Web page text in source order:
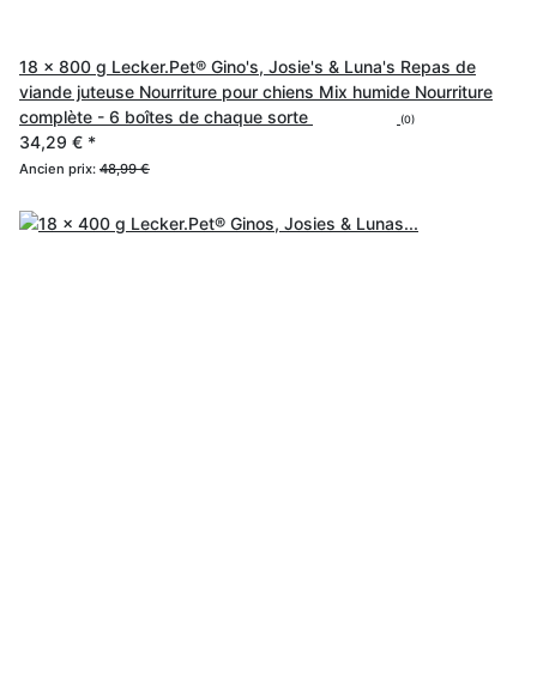
18 x 800 g Lecker.Pet® Gino's, Josie's & Luna's Repas de
viande juteuse Nourriture pour chiens Mix humide Nourriture
complète - 6 boîtes de chaque sorte
(0)
34,29 € *
Ancien prix: 48,99 €